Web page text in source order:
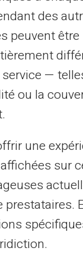
aide à
des
peuvent être
—
ou la
une
sur